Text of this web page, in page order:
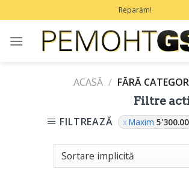
la
conținut
Reparăm!
ACASĂ / FĂRĂ
FILTREAZĂ
Filtre
Maxim5'300.00